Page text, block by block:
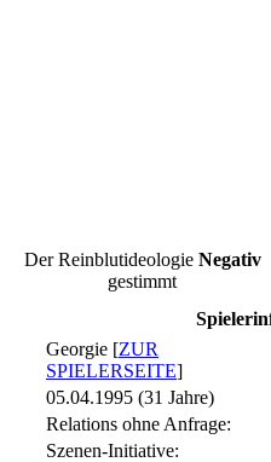
Der Reinblutideologie Negativ
gestimmt
Georgie [ZUR
SPIELERSEITE]
05.04.1995 (31 Jahre)
Relations ohne Anfrage:
Szenen-Initiative: